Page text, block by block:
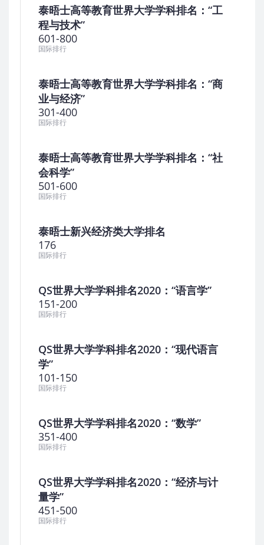
泰晤士高等教育世界大学学科排名：“工
程与技术”
601-800
国际排行
泰晤士高等教育世界大学学科排名：“商
业与经济”
301-400
国际排行
泰晤士高等教育世界大学学科排名：“社
会科学”
501-600
国际排行
泰晤士新兴经济类大学排名
176
国际排行
QS世界大学学科排名2020：“语言学”
151-200
国际排行
QS世界大学学科排名2020：“现代语言
学”
101-150
国际排行
QS世界大学学科排名2020：“数学”
351-400
国际排行
QS世界大学学科排名2020：“经济与计
量学”
451-500
国际排行